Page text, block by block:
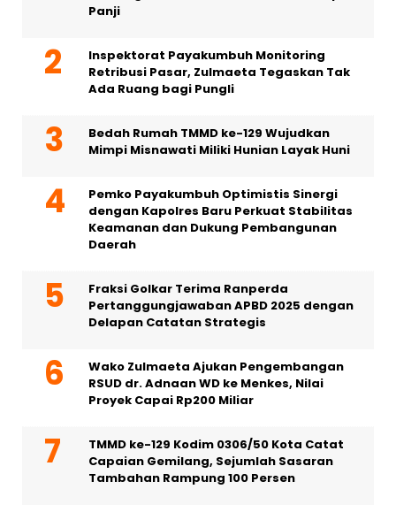
Panji
Inspektorat Payakumbuh Monitoring
Retribusi Pasar, Zulmaeta Tegaskan Tak
Ada Ruang bagi Pungli
Bedah Rumah TMMD ke-129 Wujudkan
Mimpi Misnawati Miliki Hunian Layak Huni
Pemko Payakumbuh Optimistis Sinergi
dengan Kapolres Baru Perkuat Stabilitas
Keamanan dan Dukung Pembangunan
Daerah
Fraksi Golkar Terima Ranperda
Pertanggungjawaban APBD 2025 dengan
Delapan Catatan Strategis
Wako Zulmaeta Ajukan Pengembangan
RSUD dr. Adnaan WD ke Menkes, Nilai
Proyek Capai Rp200 Miliar
TMMD ke-129 Kodim 0306/50 Kota Catat
Capaian Gemilang, Sejumlah Sasaran
Tambahan Rampung 100 Persen